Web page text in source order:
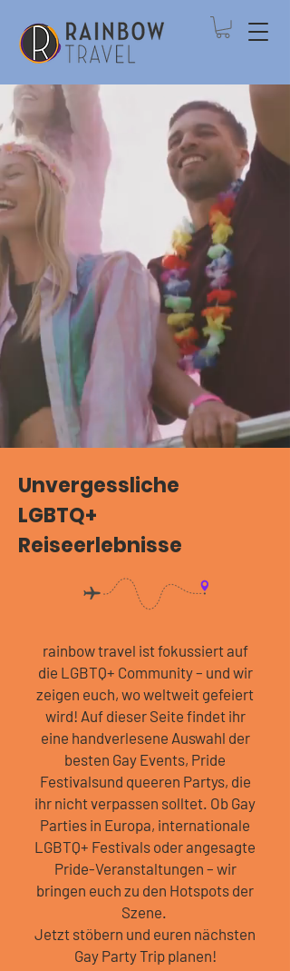
Unvergessliche
LGBTQ+
Reiseerlebnisse
rainbow travel ist fokussiert auf
die LGBTQ+ Community – und wir
zeigen euch, wo weltweit gefeiert
wird! Auf dieser Seite findet ihr
eine handverlesene Auswahl der
besten Gay Events, Pride
Festivalsund queeren Partys, die
ihr nicht verpassen solltet. Ob Gay
Parties in Europa, internationale
LGBTQ+ Festivals oder angesagte
Pride-Veranstaltungen – wir
bringen euch zu den Hotspots der
Szene.
Jetzt stöbern und euren nächsten
Gay Party Trip planen!